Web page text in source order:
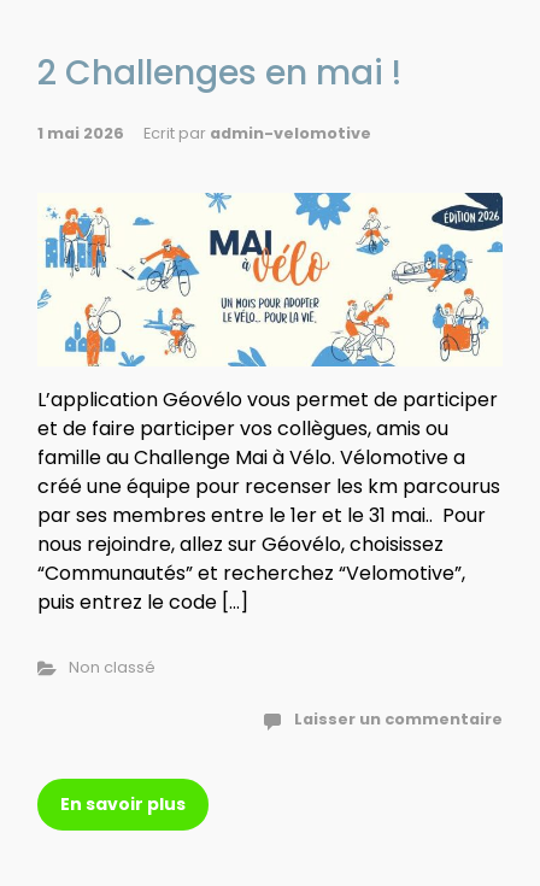
2 Challenges en mai !
1 mai 2026 Ecrit par admin-velomotive
L’application Géovélo vous permet de participer
et de faire participer vos collègues, amis ou
famille au Challenge Mai à Vélo. Vélomotive a
créé une équipe pour recenser les km parcourus
par ses membres entre le 1er et le 31 mai.. Pour
nous rejoindre, allez sur Géovélo, choisissez
“Communautés” et recherchez “Velomotive”,
puis entrez le code […]
Non classé
Laisser un commentaire
En savoir plus